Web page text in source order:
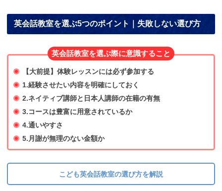
英会話教室を選ぶ5つのポイント｜失敗しない選び方
英会話教室を選ぶ際に意識すること
【大前提】体験レッスンには必ず参加する
1.経験させたい内容を明確にしておく
2.ネイティブ講師と日本人講師の在籍の有無
3.コースは豊富に用意されているか
4.通いやすさ
5.月謝が無理のない金額か
こども英会話教室の選び方を解説